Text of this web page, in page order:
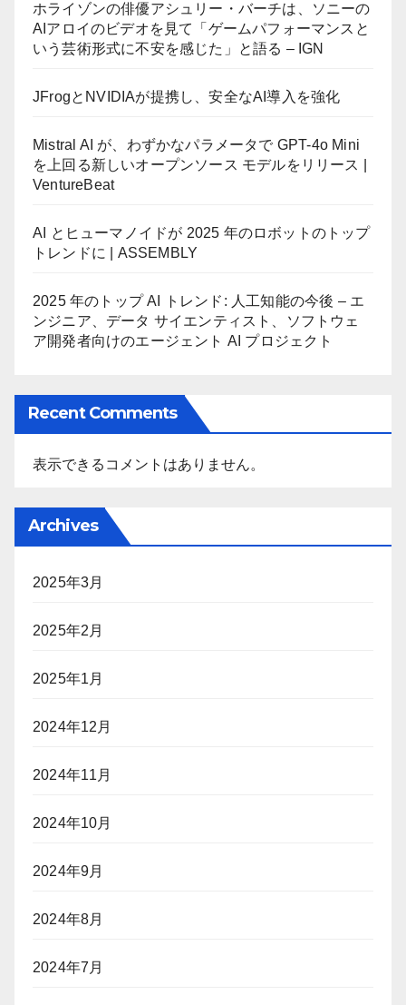
ホライゾンの俳優アシュリー・バーチは、ソニーの
AIアロイのビデオを見て「ゲームパフォーマンスと
いう芸術形式に不安を感じた」と語る – IGN
JFrogとNVIDIAが提携し、安全なAI導入を強化
Mistral AI が、わずかなパラメータで GPT-4o Mini
を上回る新しいオープンソース モデルをリリース |
VentureBeat
AI とヒューマノイドが 2025 年のロボットのトップ
トレンドに | ASSEMBLY
2025 年のトップ AI トレンド: 人工知能の今後 – エ
ンジニア、データ サイエンティスト、ソフトウェ
ア開発者向けのエージェント AI プロジェクト
Recent Comments
表示できるコメントはありません。
Archives
2025年3月
2025年2月
2025年1月
2024年12月
2024年11月
2024年10月
2024年9月
2024年8月
2024年7月